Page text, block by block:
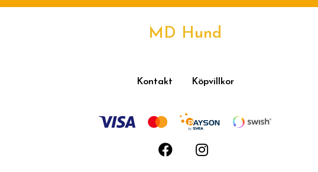
MD Hund
Kontakt Köpvillkor